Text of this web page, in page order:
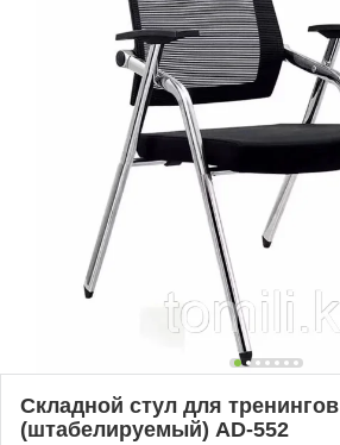
Складной стул для тренингов
(штабелируемый) AD-552